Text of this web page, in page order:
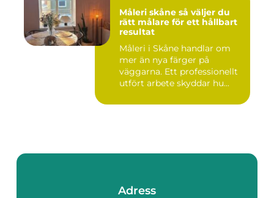
Måleri skåne så väljer du
rätt målare för ett hållbart
resultat
Måleri i Skåne handlar om
mer än nya färger på
väggarna. Ett professionellt
utfört arbete skyddar hu...
Adress